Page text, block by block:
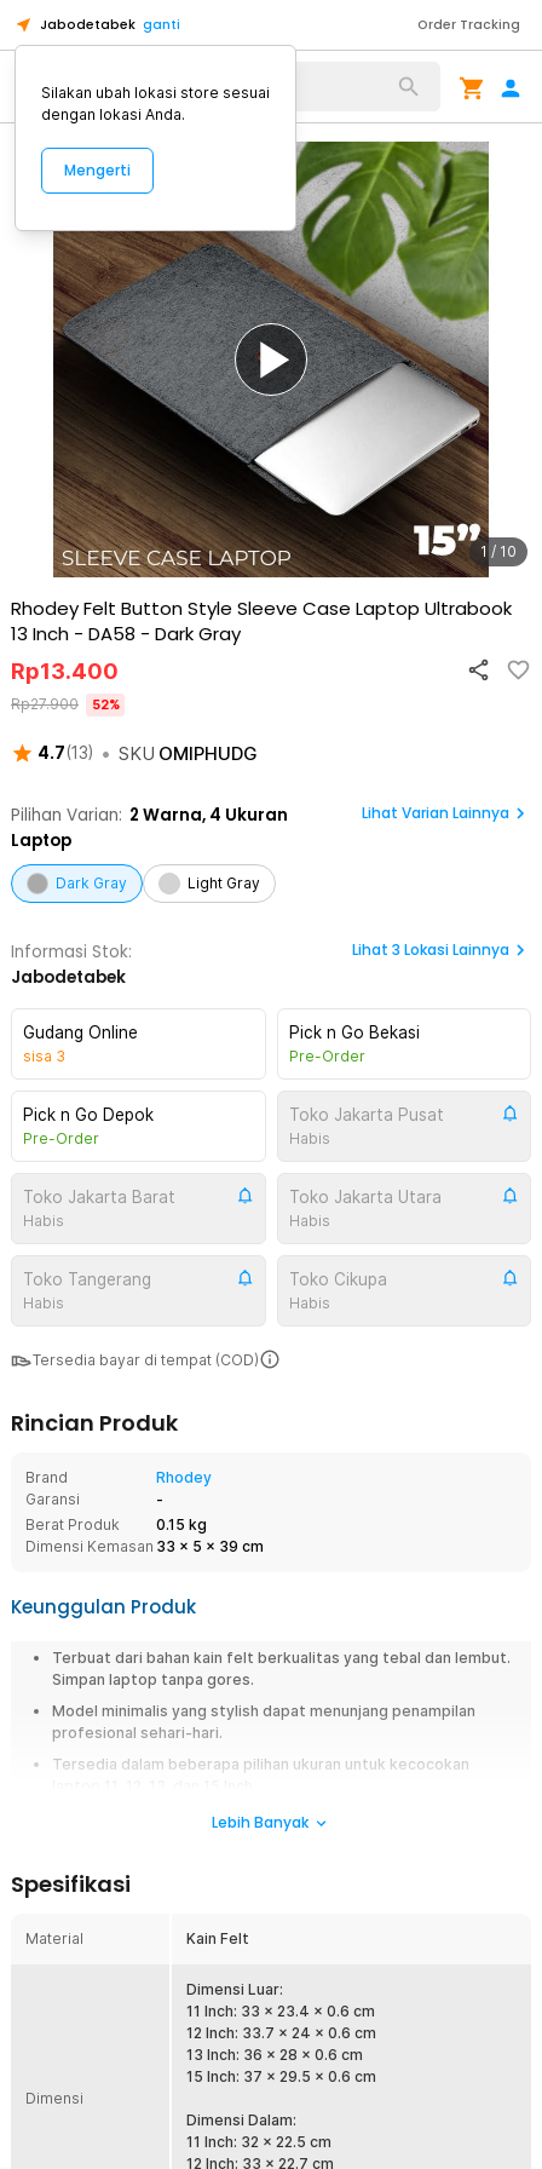
Jabodetabek ganti Order Tracking
Alat Kopi
1 / 10
Rhodey Felt Button Style Sleeve Case Laptop Ultrabook
13 Inch - DA58 - Dark Gray
4.7(13) • SKU OMIPHUDG
Rp13.400
Rp27.900 52%
Pilihan Varian: 2 Warna, 4 Ukuran
Laptop
Lihat Varian Lainnya
Dark Gray Light Gray
Informasi Stok:
Jabodetabek
Lihat 3 Lokasi Lainnya
Gudang Online
sisa 3
Pick n Go Bekasi
Pre-Order
Pick n Go Depok
Pre-Order
Toko Jakarta Pusat
Habis
Toko Jakarta Barat
Habis
Toko Jakarta Utara
Habis
Toko Tangerang
Habis
Toko Cikupa
Habis
Tersedia bayar di tempat (COD)
Rincian Produk
Brand
Rhodey
Garansi
-
Berat Produk
0.15 kg
Dimensi Kemasan 33 x 5 x 39 cm
Keunggulan Produk
Terbuat dari bahan kain felt berkualitas yang tebal dan lembut.
Simpan laptop tanpa gores.
Model minimalis yang stylish dapat menunjang penampilan
profesional sehari-hari.
Tersedia dalam beberapa pilihan ukuran untuk kecocokan
berbagai ukuran. Rhodey sleeve case menjaga perangkat Anda tetap
Terbuat dari kain felt dengan tekstur berbulu yang memberikan
kesan elegan dan berkelas. Bagian dalam case juga dilapisi felt
halus sehingga tidak membuat bodi laptop tergores saat disimpan
di dalam sleeve.
Sarung Pelindung Gadget
Bawa perangkat dengan sleeve case untuk proteksi maksimal, atau
Lebih Banyak
Spesifikasi
Material Kain Felt
Dimensi
Dimensi Luar:
11 Inch: 33 x 23.4 x 0.6 cm
12 Inch: 33.7 x 24 x 0.6 cm
13 Inch: 36 x 28 x 0.6 cm
15 Inch: 37 x 29.5 x 0.6 cm
Dimensi Dalam:
11 Inch: 32 x 22.5 cm
12 Inch: 33 x 22.7 cm
Silakan ubah lokasi store sesuai
dengan lokasi Anda.
Mengerti